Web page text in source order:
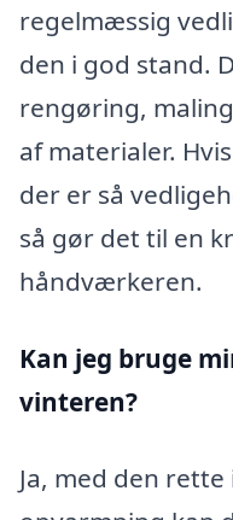
regelmæssig
den i god stand.
rengøring,
af materialer.
der er så
så gør det til en
håndværkeren.
Kan jeg bruge
vinteren?
Ja, med den